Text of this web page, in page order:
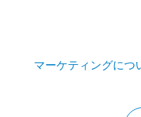
マーケティングにつ